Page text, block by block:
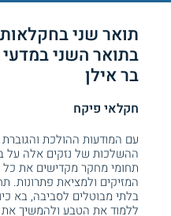
תואר שני
בתואר השני
בר אילן
חקלאי פיקח
עם המודעות ההולכת
ההשלכות של נזקים אלה על
תחומי מחקר מקדישים את כל
המזיקים ולמציאת פתרונות.
בלתי מבוטלים לסביבה, בא
ללמוד את הטבע ולהמשיך את